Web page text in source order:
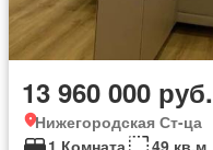
13 960 000 руб.
Нижегородская Ст-ца
1 Комната
49 кв.м